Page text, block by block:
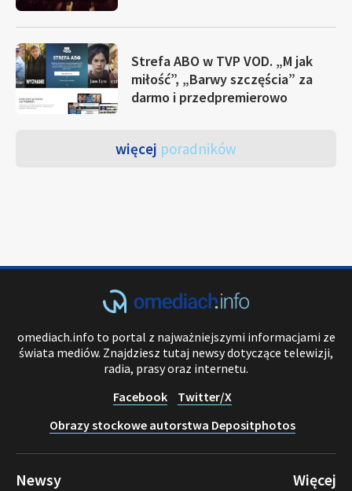
Strefa ABO w TVP VOD. „M jak
miłość”, „Barwy szczęścia” za
darmo i przedpremierowo
więcej poradników
omediach.info to portal z najważniejszymi informacjami ze
świata mediów. Znajdziesz tutaj newsy dotyczące telewizji,
radia, prasy oraz internetu.
Facebook
Twitter/X
Obrazy stockowe autorstwa Depositphotos
Newsy Więcej